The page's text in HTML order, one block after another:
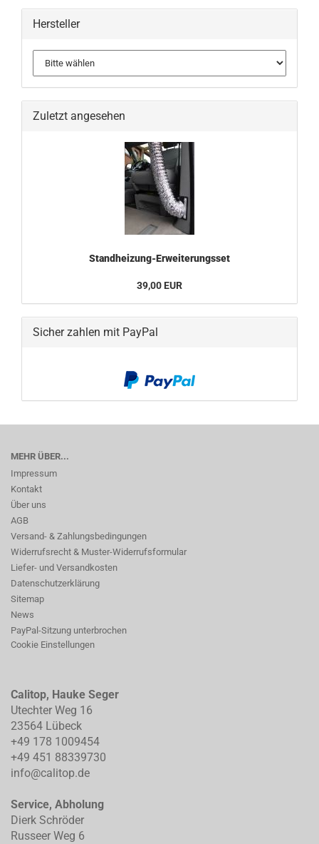
Hersteller
Zuletzt angesehen
Standheizung-Erweiterungsset
39,00 EUR
Sicher zahlen mit PayPal
MEHR ÜBER...
Impressum
Kontakt
Über uns
AGB
Versand- & Zahlungsbedingungen
Widerrufsrecht & Muster-Widerrufsformular
Liefer- und Versandkosten
Datenschutzerklärung
Sitemap
News
PayPal-Sitzung unterbrochen
Cookie Einstellungen
Calitop, Hauke Seger
Utechter Weg 16
23564 Lübeck
+49 178 1009454
+49 451 88339730
info@calitop.de
Service, Abholung
Dierk Schröder
Russeer Weg 6